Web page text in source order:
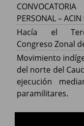
CONVOCATORIA
PERSONAL –
Hacía el
Congreso Zonal
Movimiento
del norte del
ejecución
paramilitares.